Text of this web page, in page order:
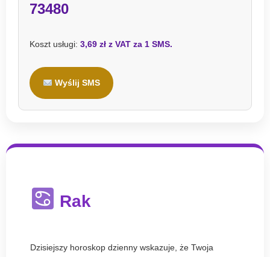
73480
Koszt usługi: 3,69 zł z VAT za 1 SMS.
Wyślij SMS
Rak
Dzisiejszy horoskop dzienny wskazuje, że Twoja